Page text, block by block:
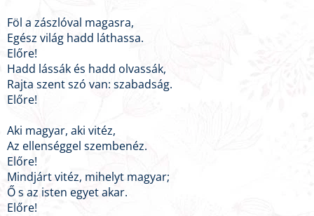
Föl a zászlóval magasra,
Egész világ hadd láthassa.
Előre!
Hadd lássák és hadd olvassák,
Rajta szent szó van: szabadság.
Előre!
Aki magyar, aki vitéz,
Az ellenséggel szembenéz.
Előre!
Mindjárt vitéz, mihelyt magyar;
Ő s az isten egyet akar.
Előre!